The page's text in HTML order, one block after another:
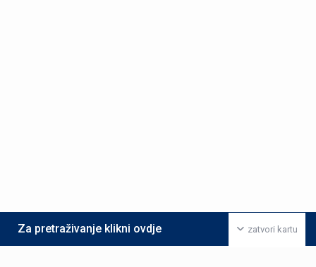
zatvori kartu
Za pretraživanje klikni ovdje